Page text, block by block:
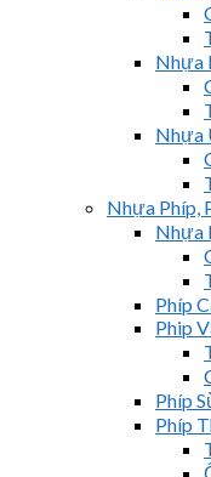
Nhựa
Nhựa
Nhựa Phíp,
Nhựa
Phíp
Phip
Phíp
Phíp